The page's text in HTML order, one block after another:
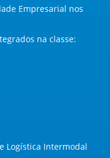
Empresarial nos
na classe:
Logística Intermodal